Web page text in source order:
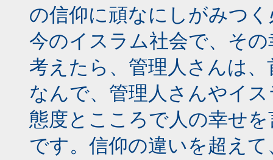
の信仰に頑なにしがみつ
今のイスラム社会で、そ
考えたら、管理人さんは
なんで、管理人さんやイ
態度とこころで人の幸せ
です。信仰の違いを超え